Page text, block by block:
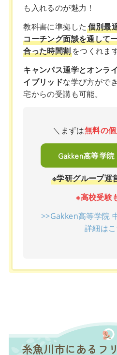
も入れるのが魅力！
教科書に準拠した 個別最
コーチング面談を通して
合った時間割をつくれます
キャンパス通学とオンラ
イブリッドな学び方がで
宅からの受講も可能。
＼まずは無料の
Gakken高等学
※学研グループ運
※高校受験
>>Gakken高等学院
詳細は
糸魚川市にあるフ